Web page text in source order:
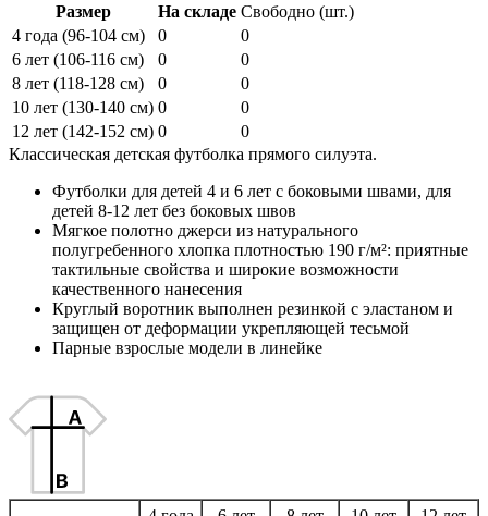
Размер На складе Свободно (шт.)
4 года (96-104 см)
0
0
6 лет (106-116 см)
0
0
8 лет (118-128 см)
0
0
10 лет (130-140 см) 0
0
12 лет (142-152 см) 0
0
Классическая детская футболка прямого силуэта.
Футболки для детей 4 и 6 лет с боковыми швами, для
детей 8-12 лет без боковых швов
Мягкое полотно джерси из натурального
полугребенного хлопка плотностью 190 г/м²: приятные
тактильные свойства и широкие возможности
качественного нанесения
Круглый воротник выполнен резинкой с эластаном и
защищен от деформации укрепляющей тесьмой
Парные взрослые модели в линейке